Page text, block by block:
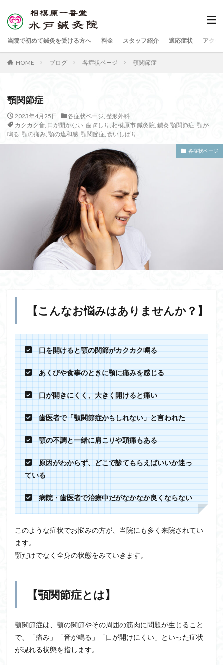
当院で初めて鍼灸を受ける方へ 料金 スタッフ紹介 適応症状 アクセ
HOME ブログ 各症状ページ 顎関節症
顎関節症
2023年4月25日 各症状ページ, 整形外科
カクカク音, 口が開かない, 歯ぎしり , 相模原市 鍼灸院, 鍼灸 顎関節症, 顎が
鳴る, 顎の痛み, 顎の違和感, 顎関節症, 食いしばり
各症状ページ
【こんなお悩みはありませんか？】
口を開けると顎の関節がカクカク鳴る
あくびや食事のときに顎に痛みを感じる
口が開きにくく、大きく開けると痛い
歯医者で「顎関節症かもしれない」と言われた
顎の不調と一緒に肩こりや頭痛もある
原因がわからず、どこで診てもらえばいいか迷っ
ている
病院・歯医者で治療中だがなかなか良くならない
このような症状でお悩みの方が、当院にも多く来院されてい
ます。
顎だけでなく全身の状態をみていきます。
【顎関節症とは】
顎関節症は、顎の関節やその周囲の筋肉に問題が生じること
で、「痛み」「音が鳴る」「口が開けにくい」といった症状
が現れる状態を指します。